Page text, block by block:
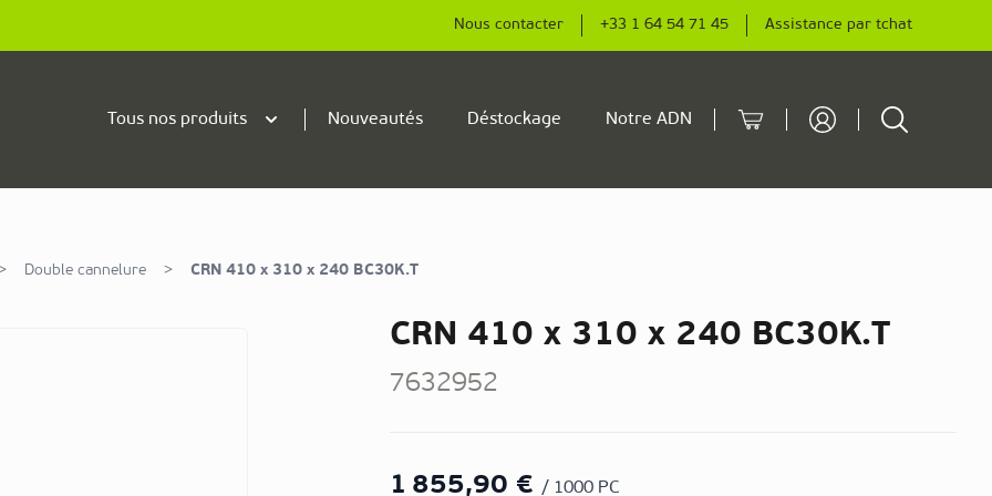
Nous contacter +33 1 64 54 71 45 Assistance par tchat
Tous nos produits Nouveautés Déstockage Notre ADN Cart Rechercher
Double cannelure > CRN 410 x 310 x 240 BC30K.T
CRN 410 x 310 x 240 BC30K.T
7632952
1 855,90 € / 1000 PC